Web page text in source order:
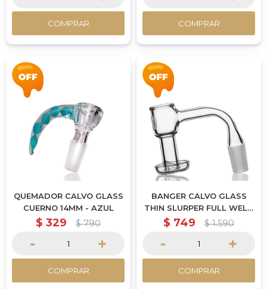
COMPRAR COMPRAR
QUEMADOR CALVO GLASS
CUERNO 14MM - AZUL
$ 329 $ 790
- +
COMPRAR
BANGER CALVO GLASS
THIN SLURPER FULL WELD
14MM MACHO
$ 749 $ 1.590
- +
COMPRAR